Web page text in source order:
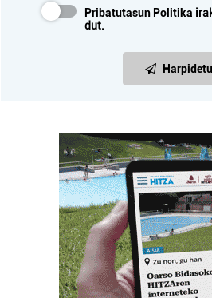
Pribatutasun Politika
dut.
Harpidetu